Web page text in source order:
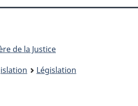
de la Justice
Législation